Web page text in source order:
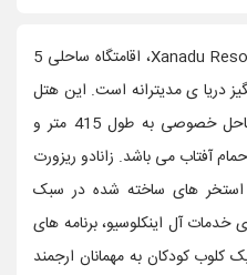
هتل زانادو ریزورت آنتالیا، Xanadu Resort Hotel، اقامتگاه ساحلی 5
دریا ی مدیترانه است. این هتل
که در بلک قرار دارد دارای یک ساحل خصوصی به طول 415 متر و
آفتاب می باشد. زانادو ریزورت
استخر های ساخته شده در سبک
خدمات آل اینکلوسیو، برنامه های
کلوب کودکان به مهمانان ارجمند